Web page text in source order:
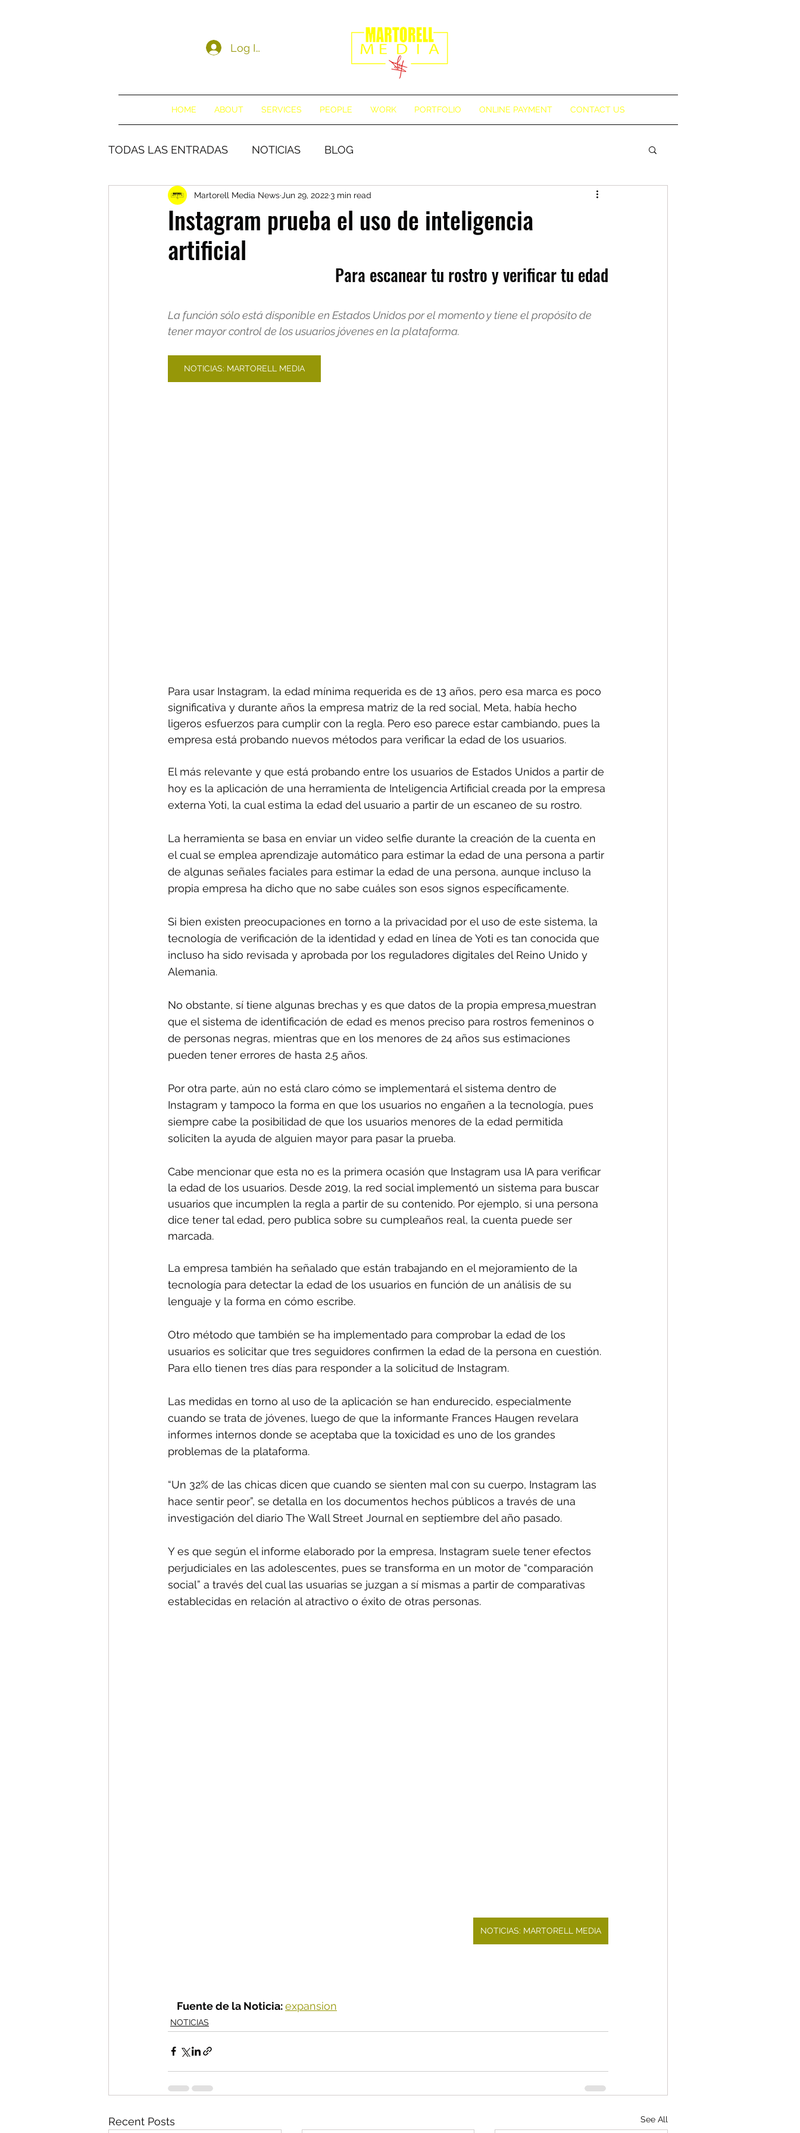
Log In
HOME ABOUT SERVICES PEOPLE WORK PORTFOLIO ONLINE PAYMENT CONTACT US
TODAS LAS ENTRADAS NOTICIAS BLOG
Instagram prueba el uso de inteligencia
artificial
Martorell Media News Jun 29, 20223 min read
Para escanear tu rostro y verificar tu edad
La función sólo está disponible en Estados Unidos por el momento y tiene el propósito de
tener mayor control de los usuarios jóvenes en la plataforma.
NOTICIAS: MARTORELL MEDIA
Para usar Instagram, la edad mínima requerida es de 13 años, pero esa marca es poco
significativa y durante años la empresa matriz de la red social, Meta, había hecho
ligeros esfuerzos para cumplir con la regla. Pero eso parece estar cambiando, pues la
empresa está probando nuevos métodos para verificar la edad de los usuarios.
El más relevante y que está probando entre los usuarios de Estados Unidos a partir de
hoy es la aplicación de una herramienta de Inteligencia Artificial creada por la empresa
externa Yoti, la cual estima la edad del usuario a partir de un escaneo de su rostro.
La herramienta se basa en enviar un video selfie durante la creación de la cuenta en
el cual se emplea aprendizaje automático para estimar la edad de una persona a partir
de algunas señales faciales para estimar la edad de una persona, aunque incluso la
propia empresa ha dicho que no sabe cuáles son esos signos específicamente.
Si bien existen preocupaciones en torno a la privacidad por el uso de este sistema, la
tecnología de verificación de la identidad y edad en línea de Yoti es tan conocida que
incluso ha sido revisada y aprobada por los reguladores digitales del Reino Unido y
Alemania.
No obstante, sí tiene algunas brechas y es que datos de la propia empresa muestran
que el sistema de identificación de edad es menos preciso para rostros femeninos o
de personas negras, mientras que en los menores de 24 años sus estimaciones
pueden tener errores de hasta 2.5 años.
Por otra parte, aún no está claro cómo se implementará el sistema dentro de
Instagram y tampoco la forma en que los usuarios no engañen a la tecnología, pues
siempre cabe la posibilidad de que los usuarios menores de la edad permitida
soliciten la ayuda de alguien mayor para pasar la prueba.
Cabe mencionar que esta no es la primera ocasión que Instagram usa IA para verificar
la edad de los usuarios. Desde 2019, la red social implementó un sistema para buscar
usuarios que incumplen la regla a partir de su contenido. Por ejemplo, si una persona
dice tener tal edad, pero publica sobre su cumpleaños real, la cuenta puede ser
marcada.
La empresa también ha señalado que están trabajando en el mejoramiento de la
tecnología para detectar la edad de los usuarios en función de un análisis de su
lenguaje y la forma en cómo escribe.
Otro método que también se ha implementado para comprobar la edad de los
usuarios es solicitar que tres seguidores confirmen la edad de la persona en cuestión.
Para ello tienen tres días para responder a la solicitud de Instagram.
Las medidas en torno al uso de la aplicación se han endurecido, especialmente
cuando se trata de jóvenes, luego de que la informante Frances Haugen revelara
informes internos donde se aceptaba que la toxicidad es uno de los grandes
problemas de la plataforma.
“Un 32% de las chicas dicen que cuando se sienten mal con su cuerpo, Instagram las
hace sentir peor”, se detalla en los documentos hechos públicos a través de una
investigación del diario The Wall Street Journal en septiembre del año pasado.
Y es que según el informe elaborado por la empresa, Instagram suele tener efectos
perjudiciales en las adolescentes, pues se transforma en un motor de “comparación
social” a través del cual las usuarias se juzgan a sí mismas a partir de comparativas
establecidas en relación al atractivo o éxito de otras personas.
NOTICIAS: MARTORELL MEDIA
Fuente de la Noticia: expansion
NOTICIAS
Recent Posts See All